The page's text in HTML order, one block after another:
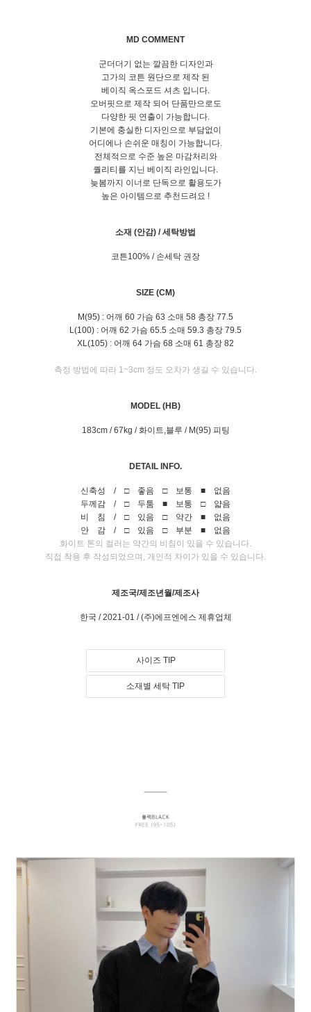
MD COMMENT
군더더기 없는 깔끔한 디자인과
고가의 코튼 원단으로 제작 된
베이직 옥스포드 셔츠 입니다.
오버핏으로 제작 되어 단품만으로도
다양한 핏 연출이 가능합니다.
기본에 충실한 디자인으로 부담없이
어디에나 손쉬운 매칭이 가능합니다.
전체적으로 수준 높은 마감처리와
퀄리티를 지닌 베이직 라인입니다.
늦봄까지 이너로 단독으로 활용도가
높은 아이템으로 추천드려요 !
소재 (안감) / 세탁방법
코튼100% / 손세탁 권장
SIZE (CM)
M(95) : 어깨 60 가슴 63 소매 58 총장 77.5
L(100) : 어깨 62 가슴 65.5 소매 59.3 총장 79.5
XL(105) : 어깨 64 가슴 68 소매 61 총장 82
측정 방법에 따라 1~3cm 정도 오차가 생길 수 있습니다.
MODEL (HB)
183cm / 67kg / 화이트,블루 / M(95) 피팅
DETAIL INFO.
신축성 / □ 좋음 □ 보통 ■ 없음
두께감 / □ 두툼 ■ 보통 □ 얇음
비 침 / □ 있음 □ 약간 ■ 없음
안 감 / □ 있음 □ 부분 ■ 없음
화이트 톤의 컬러는 약간의 비침이 있을 수 있습니다.
직접 착용 후 작성되었으며, 개인적 차이가 있을 수 있습니다.
제조국/제조년월/제조사
한국 / 2021-01 / (주)에프엔에스 제휴업체
사이즈 TIP
소재별 세탁 TIP